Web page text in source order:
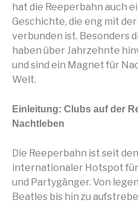
hat die Reeperbahn auch
Geschichte, die eng mit
verbunden ist. Besonders
haben über Jahrzehnte
und sind ein Magnet für
Welt.
Einleitung: Clubs auf der
Nachtleben
Die Reeperbahn ist seit
internationaler Hotspot
und Partygänger. Von
Beatles bis hin zu